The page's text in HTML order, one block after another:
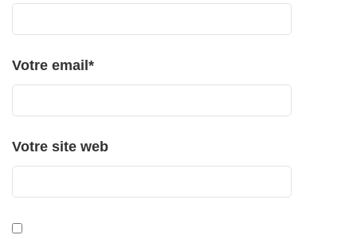
Votre email*
Votre site web